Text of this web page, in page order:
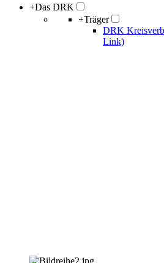
+Das DRK
+Träger
DRK
Link)